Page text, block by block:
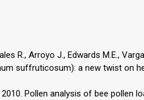
R., Arroyo J., Edwards M.E.,
suffruticosum): a new twist on
Pollen analysis of bee pollen